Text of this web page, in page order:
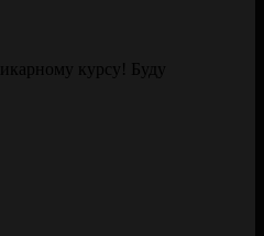
курсу! Буду